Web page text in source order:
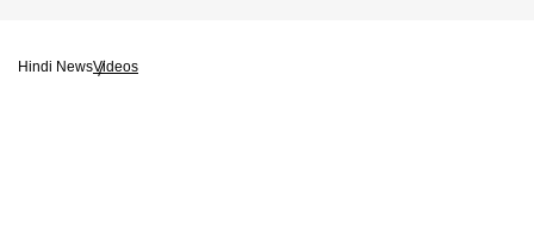
Hindi NewsVideos